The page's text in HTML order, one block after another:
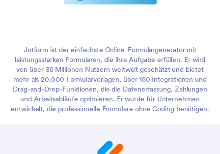
Jotform ist der einfachste Online-Formulargenerator mit
leistungsstarken Formularen, die ihre Aufgabe erfüllen. Er wird
von über 35 Millionen Nutzern weltweit geschätzt und bietet
mehr als 20,000 Formularvorlagen, über 150 Integrationen und
Drag-and-Drop-Funktionen, die die Datenerfassung, Zahlungen
und Arbeitsabläufe optimieren. Er wurde für Unternehmen
entwickelt, die professionelle Formulare ohne Coding benötigen.